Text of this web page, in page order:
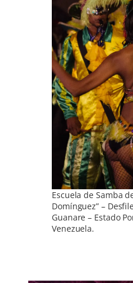
Escuela de Samba
Domínguez” –
Guanare – Estado
Venezuela.